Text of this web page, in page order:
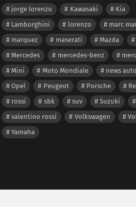
jorge lorenzo
Kawasaki
Kia
Lamborghini
lorenzo
marc
marquez
maserati Mazda
Mercedes
mercedes-benz
Mini
Moto Mondiale news auto
Opel
Peugeot Porsche
rossi
sbk suv Suzuki
valentino rossi
Volkswagen
Yamaha